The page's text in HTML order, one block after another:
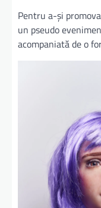
Pentru a-și
un pseudo
acompaniată de o